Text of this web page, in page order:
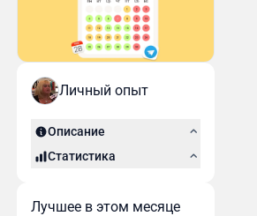
Личный опыт
Описание
Статистика
Лучшее в этом месяце